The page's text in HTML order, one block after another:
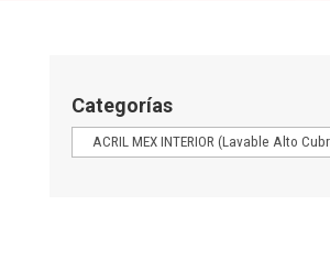
Categorías